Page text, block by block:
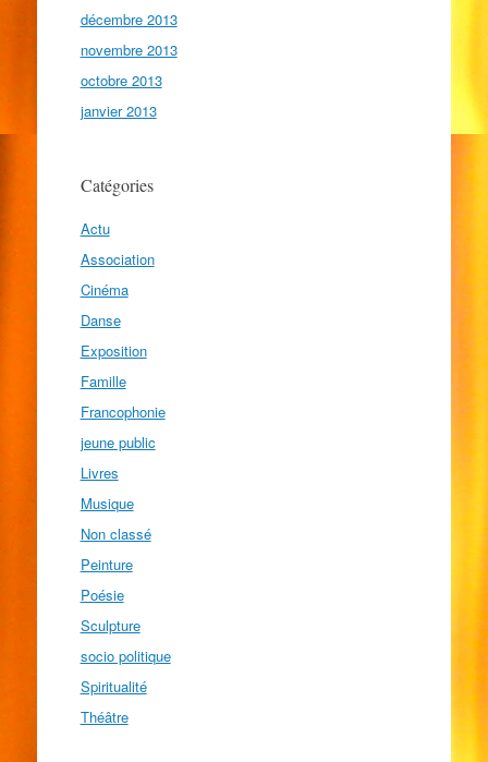
décembre 2013
novembre 2013
octobre 2013
janvier 2013
Catégories
Actu
Association
Cinéma
Danse
Exposition
Famille
Francophonie
jeune public
Livres
Musique
Non classé
Peinture
Poésie
Sculpture
socio politique
Spiritualité
Théâtre